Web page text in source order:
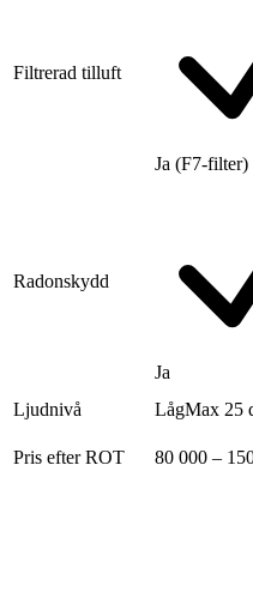
Filtrerad tilluft
Ja (F7-filter)
Radonskydd
Ja
Ljudnivå LågMax 25
Pris efter ROT 80 000 –